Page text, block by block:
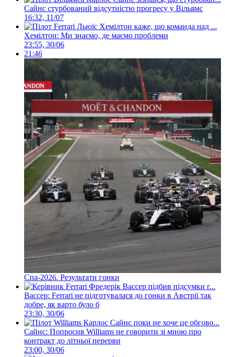
Сайнс стурбований відсутністю прогресу у Вільямс
16:32, 11/07
Хемілтон: Ми знаємо, де маємо проблеми
23:55, 30/06
21:46
Спа-2026. Результати гонки
Вассер: Ferrari не підготувалася до гонки в Австрії так
добре, як варто було б
23:30, 30/06
Сайнс: Попросив Williams не говорити зі мною про
контракт до літньої перерви
23:00, 30/06